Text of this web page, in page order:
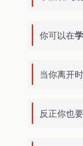
你可以在
当你离开
反正你也